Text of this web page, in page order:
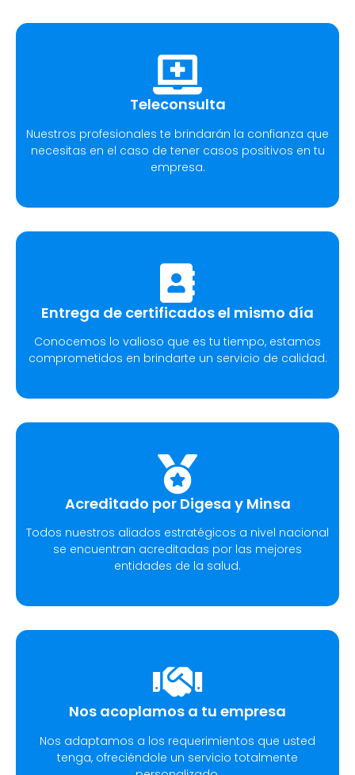
Teleconsulta
Nuestros profesionales te brindarán la confianza que
necesitas en el caso de tener casos positivos en tu
empresa.
Entrega de certificados el mismo día
Conocemos lo valioso que es tu tiempo, estamos
comprometidos en brindarte un servicio de calidad.
Acreditado por Digesa y Minsa​
Todos nuestros aliados estratégicos a nivel nacional
se encuentran acreditadas por las mejores
entidades de la salud.
Nos acoplamos a tu empresa
Nos adaptamos a los requerimientos que usted
tenga, ofreciéndole un servicio totalmente